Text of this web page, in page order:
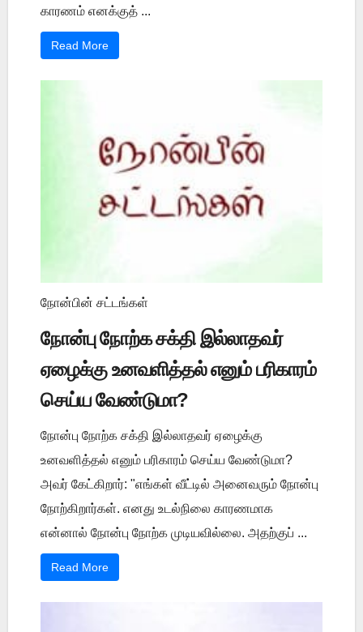
காரணம் எனக்குத் ...
Read More
நோன்பின் சட்டங்கள்
நோன்பு நோற்க சக்தி இல்லாதவர்
ஏழைக்கு உனவளித்தல் எனும் பரிகாரம்
செய்ய வேண்டுமா?
நோன்பு நோற்க சக்தி இல்லாதவர் ஏழைக்கு
உனவளித்தல் எனும் பரிகாரம் செய்ய வேண்டுமா?
அவர் கேட்கிறார்: "எங்கள் வீட்டில் அனைவரும் நோன்பு
நோற்கிறார்கள். எனது உடல்நிலை காரணமாக
என்னால் நோன்பு நோற்க முடியவில்லை. அதற்குப் ...
Read More